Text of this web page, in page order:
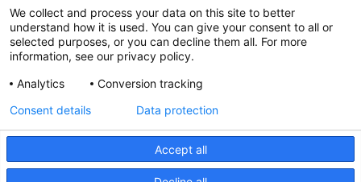
Pioniere in nautischer Brillanz und Innovation
Seit über 100 Jahren entwickeln und liefern wir mit
Leidenschaft innovative Beleuchtungslösungen für alle
Bereiche der maritimen Industrie.
We collect and process your data on this site to better
understand how it is used. You can give your consent to all or
selected purposes, or you can decline them all. For more
information, see our privacy policy.
Analytics
Conversion tracking
Accept all
Consent details Data protection